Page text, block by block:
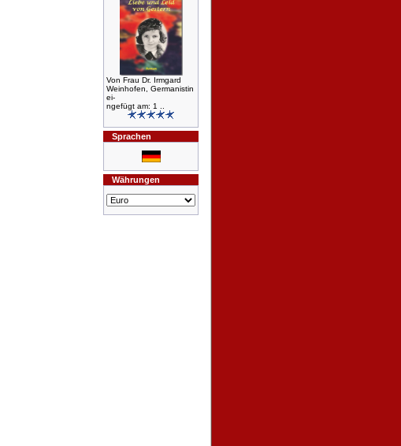
Von Frau Dr. Irmgard
Weinhofen, Germanistin
ei-
ngefügt am: 1 ..
Sprachen
Währungen